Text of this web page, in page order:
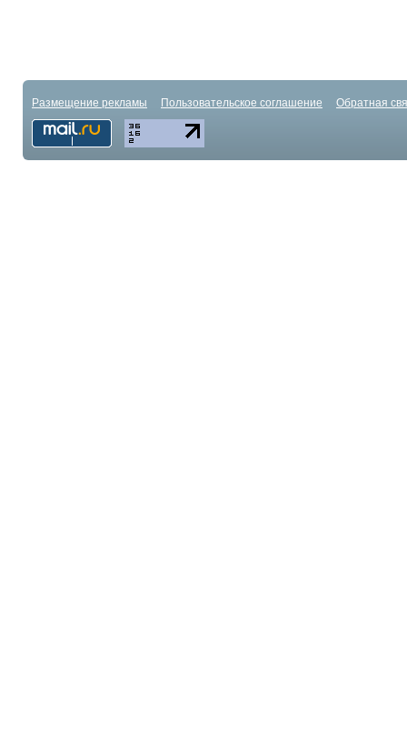
Размещение рекламы Пользовательское соглашение Обратная